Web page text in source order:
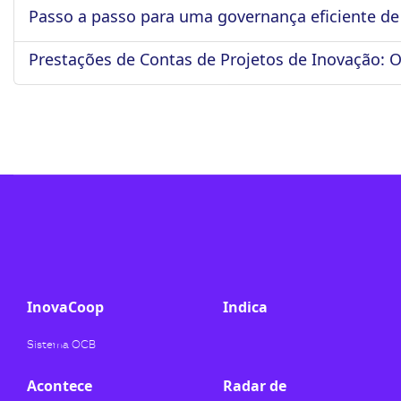
Passo a passo para uma governança eficiente
Prestações de Contas de Projetos de Inovação:
InovaCoop
Sistema OCB
Acontece
Indica
Radar de